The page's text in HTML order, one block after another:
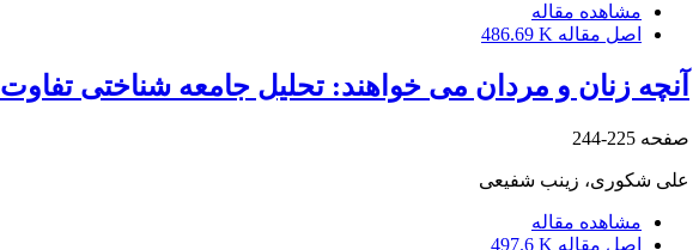
مشاهده مقاله
اصل مقاله 486.69 K
آنچه زنان و مردان می خواهند: تحلیل جامعه شناختی
صفحه 225-244
علی شکوری، زینب شفیعی
مشاهده مقاله
اصل مقاله 497.6 K